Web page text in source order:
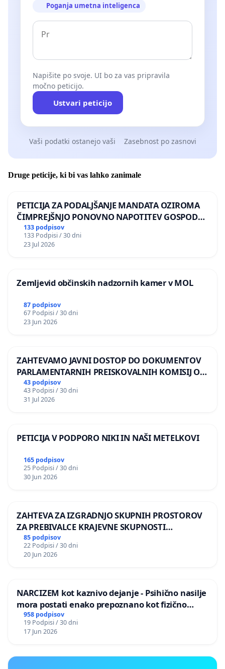
Poganja umetna inteligenca
Napišite po svoje. UI bo za vas pripravila
močno peticijo.
Ustvari peticijo
Vaši podatki ostanejo vaši Zasebnost po zasnovi
Druge peticije, ki bi vas lahko zanimale
PETICIJA ZA PODALJŠANJE MANDATA OZIROMA
ČIMPREJŠNJO PONOVNO NAPOTITEV GOSPODA
BERNARDA ŠRAJNERJA NA VELEPOSLANIŠTVO
REPUBLIKE SLOVENIJE V MOSKVI
133 podpisov
133 Podpisi / 30 dni
23 Jul 2026
Zemljevid občinskih nadzornih kamer v MOL
87 podpisov
67 Podpisi / 30 dni
23 Jun 2026
ZAHTEVAMO JAVNI DOSTOP DO DOKUMENTOV
PARLAMENTARNIH PREISKOVALNIH KOMISIJ O
ILEGALNI TRGOVINI Z OROŽJEM
43 podpisov
43 Podpisi / 30 dni
31 Jul 2026
PETICIJA V PODPORO NIKI IN NAŠI METELKOVI
165 podpisov
25 Podpisi / 30 dni
30 Jun 2026
ZAHTEVA ZA IZGRADNJO SKUPNIH PROSTOROV
ZA PREBIVALCE KRAJEVNE SKUPNOSTI
PRESTRANEK
85 podpisov
22 Podpisi / 30 dni
20 Jun 2026
NARCIZEM kot kaznivo dejanje - Psihično nasilje
mora postati enako prepoznano kot fizično
nasilje
958 podpisov
19 Podpisi / 30 dni
17 Jun 2026